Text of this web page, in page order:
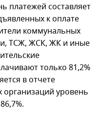
платежей составляет
к оплате
коммунальных
ТСЖ, ЖСК, ЖК и иные
только 81,2%
в отчете
уровень